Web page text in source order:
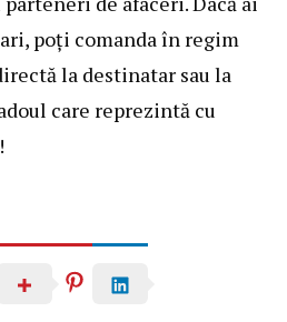
poți comanda în regim
la destinatar sau la
care reprezintă cu